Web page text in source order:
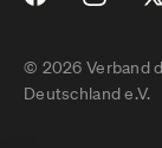
© 2026 Verband
Deutschland e.V.